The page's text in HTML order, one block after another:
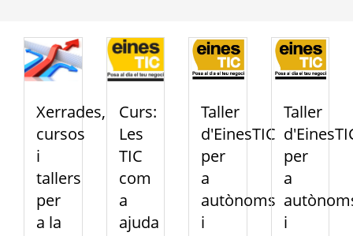
Xerrades,
cursos
i
tallers
per
a la
Curs:
Les
TIC
com
a
ajuda
Taller
d'EinesTIC
per
a
autònoms
i
Taller
per
a
i